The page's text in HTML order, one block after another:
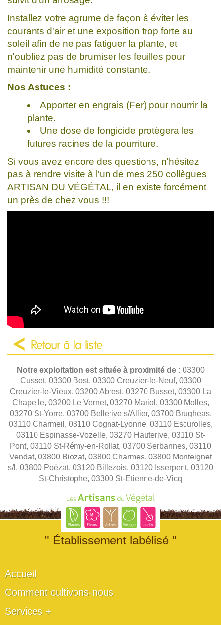
Installez votre agrume de façon à éviter les
courants d'air et une exposition trop forte au
soleil afin de ne pas fatiguer la plante, et
n'oubliez pas de brumiser les feuilles pour
maintenir une humidité constante.
Nos Astuces :
Apporter en engrais (Fer) pour nourrir la
plante.
Une dose de fongicide protègera les
futures racines de la pourriture.
Si vous avez encore des questions, n'hésitez
pas à rendre visite à l'un de mes 250 collègues
ARTISAN DU VÉGÉTAL, il en existe forcément
un près de chez vous !!!
Retour à la liste
Notre exploitation est située à proximité de : 03300
Cusset, 03300 Bost, 03300 Creuzier-le-Neuf, 03300
Creuzier-le-Vieux, 03200 Abrest, 03270 Busset, 03300 La
Chapelle, 03200 Le Vernet, 03270 Mariol, 03300 Molles,
03270 St-Yorre, 03700 Bellerive s/Allier, 03700 Brugheas,
03110 Charmeil, 03110 Cognat-Lyonne, 03110 Escurolles,
03110 Espinasse-Vozelle, 03270 Hauterive, 03110 St-
Pont, 03110 St-Rémy-en-Rollat, 03700 Serbannes, 03110
Vendat, 03800 Biozat, 03800 Charmes, 03800 Monteignet
s/l, 03800 Poëzat, 03120 Billezois, 03120 Isserpent, 03120
St-Christophe, 03300 St-Etienne-de-Vicq
" Établissement labélisé "
Accueil
Comment cultivons-nous
Services +